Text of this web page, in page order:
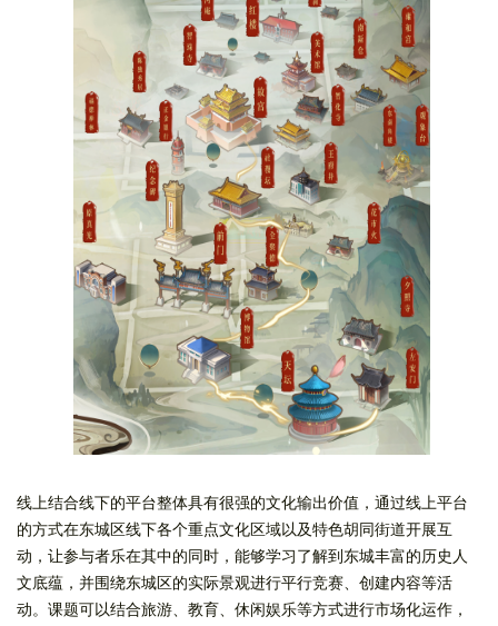
线上结合线下的平台整体具有很强的文化输出价值，通过线上平台
的方式在东城区线下各个重点文化区域以及特色胡同街道开展互
动，让参与者乐在其中的同时，能够学习了解到东城丰富的历史人
文底蕴，并围绕东城区的实际景观进行平行竞赛、创建内容等活
动。课题可以结合旅游、教育、休闲娱乐等方式进行市场化运作，